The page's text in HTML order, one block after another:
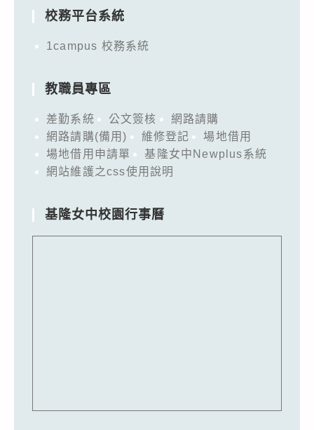
校務平台系統
1campus 校務系統
教職員專區
差勤系統 公文簽核
網路請購
網路請購(備用)
維修登記
場地借用
場地借用申請單
基隆女中Newplus系統
網站維護之css使用說明
基隆女中校園行事曆